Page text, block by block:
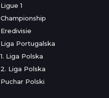
Ligue 1
Championship
Eredivisie
Liga Portugalska
1. Liga Polska
2. Liga Polska
Puchar Polski